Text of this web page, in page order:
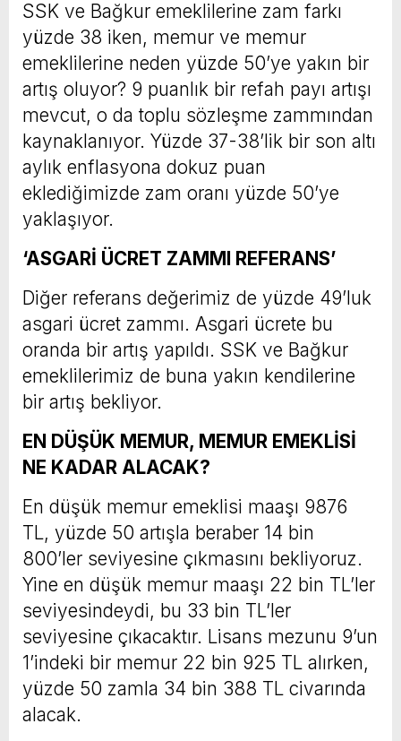
SSK ve Bağkur emeklilerine zam farkı
yüzde 38 iken, memur ve memur
emeklilerine neden yüzde 50’ye yakın bir
artış oluyor? 9 puanlık bir refah payı artışı
mevcut, o da toplu sözleşme zammından
kaynaklanıyor. Yüzde 37-38’lik bir son altı
aylık enflasyona dokuz puan
eklediğimizde zam oranı yüzde 50’ye
yaklaşıyor.
‘ASGARİ ÜCRET ZAMMI REFERANS’
Diğer referans değerimiz de yüzde 49’luk
asgari ücret zammı. Asgari ücrete bu
oranda bir artış yapıldı. SSK ve Bağkur
emeklilerimiz de buna yakın kendilerine
bir artış bekliyor.
EN DÜŞÜK MEMUR, MEMUR EMEKLİSİ
NE KADAR ALACAK?
En düşük memur emeklisi maaşı 9876
TL, yüzde 50 artışla beraber 14 bin
800’ler seviyesine çıkmasını bekliyoruz.
Yine en düşük memur maaşı 22 bin TL’ler
seviyesindeydi, bu 33 bin TL’ler
seviyesine çıkacaktır. Lisans mezunu 9’un
1’indeki bir memur 22 bin 925 TL alırken,
yüzde 50 zamla 34 bin 388 TL civarında
alacak.